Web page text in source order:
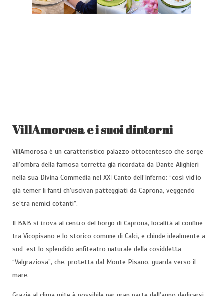
VillAmorosa e i suoi dintorni
VillAmorosa è un caratteristico palazzo ottocentesco che sorge
all’ombra della famosa torretta già ricordata da Dante Alighieri
nella sua Divina Commedia nel XXI Canto dell’Inferno: “così vid’io
già temer li fanti ch’uscivan patteggiati da Caprona, veggendo
se’tra nemici cotanti”.
Il B&B si trova al centro del borgo di Caprona, località al confine
tra Vicopisano e lo storico comune di Calci, e chiude idealmente a
sud-est lo splendido anfiteatro naturale della cosiddetta
“Valgraziosa”, che, protetta dal Monte Pisano, guarda verso il
mare.